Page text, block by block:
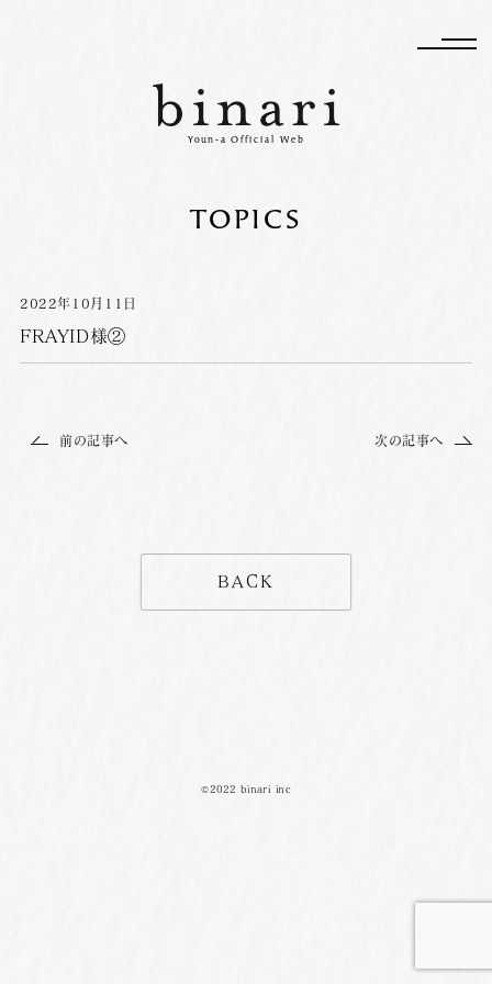
Youn-a Official Web
TOPICS
2022年 10 月 11 日
FRAYID様②
前の記事へ 次の記事へ
BACK
©2022 binari inc